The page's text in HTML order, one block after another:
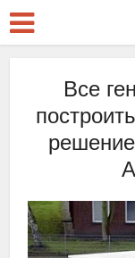
Все